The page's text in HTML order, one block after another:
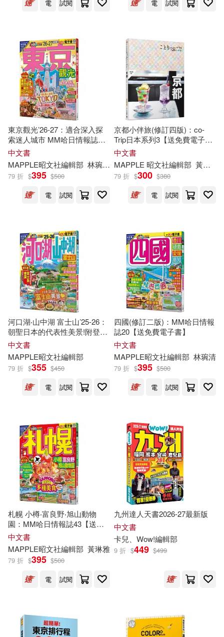
商務編輯部(33)
旭屋出版編輯部(33)
樂幼編輯部(33) 盧冠麟(33)
科學少年編輯部(33)
《兒童的科學》編輯部(32)
年鑒社編輯部(32)
縱橫文化編輯部(32)
DIGIPHOTO編輯部(31)
《無線電》編輯部(31)
易人外語編輯部(31)
大輿編輯部(30)
小時報編輯部(30)
捷沛實業有限公司編輯部(30)
日日編輯部(30)
民國歷史文化學社編輯部(30)
沃野編輯部(30)
《文史知識》編輯部(29)
《咬文嚼字》編輯部(28)
生活‧讀書‧新知三聯書店(39)
朗文(38) 巧育文化(37)
華中科技大學出版社(37)
吉林文史出版社(36)
江蘇科學技術出版社(36)
浙江教育出版社(35)
鹿橋文化(35) PCGamer(34)
辣椒(34)
中國社會科學出版社(33)
少年兒童出版社(33)
東西圖書(33) 飛寶(33)
中國農業出版社(32)
海南出版社(32)
國家圖書館漢學研究中心(31)
大連理工大學出版社(31)
新時代出版社(31)
楓葉社文化(31) 上人(30)
電 試閱 電 試閱
東京觀光’26-27：適合深入探
索迷人城市 MM哈日情報誌
4【送免費電子書】(二版)
中文書
MAPPLE昭文社編輯部 林琬清 陳怡君
79 折 $395 $500
電
試閱
京都小伴旅(修訂四版)：co-
Trip日本系列3【送免費電子
書】
中文書
MAPPLE 昭文社編輯部 黃琳雅
79 折 $300 $380
電
試閱
河口湖‧山中湖 富士山’25-26：
朝聖日本的代表性美景!附登山
導覽──MM哈日情報誌36【送
免費電子書】
中文書
MAPPLE昭文社編輯部
79 折 $355 $450
電
試閱
四國(修訂二版)：MM哈日情報
誌20【送免費電子書】
中文書
MAPPLE昭文社編輯部 林琬清
79 折 $395 $500
電
試閱
札幌 小樽‧富良野‧旭山動物
園：MM哈日情報誌43【送免
費電子書】
中文書
MAPPLE昭文社編輯部 黃琳雅
79 折 $395 $500
電
試閱
九州達人天書2026-27最新版
中文書
卡兒、Wow!編輯部
9 折 $449 $499